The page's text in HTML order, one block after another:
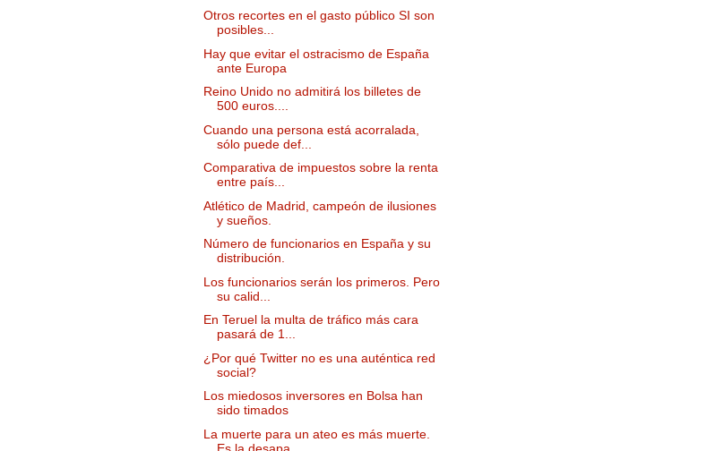
Otros recortes en el gasto público SI son
posibles...
Hay que evitar el ostracismo de España
ante Europa
Reino Unido no admitirá los billetes de
500 euros....
Cuando una persona está acorralada,
sólo puede def...
Comparativa de impuestos sobre la renta
entre país...
Atlético de Madrid, campeón de ilusiones
y sueños.
Número de funcionarios en España y su
distribución.
Los funcionarios serán los primeros. Pero
su calid...
En Teruel la multa de tráfico más cara
pasará de 1...
¿Por qué Twitter no es una auténtica red
social?
Los miedosos inversores en Bolsa han
sido timados
La muerte para un ateo es más muerte.
Es la desapa...